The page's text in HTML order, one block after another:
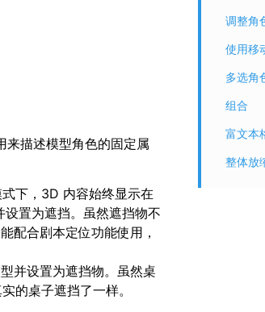
来描述模型角色的固定属
下，3D 内容始终显示在
置为遮挡。虽然遮挡物不
配合剧本定位功能使用，
并设置为遮挡物。虽然桌
的桌子遮挡了一样。
调整角
使用移
多选角
组合
富文本
整体放